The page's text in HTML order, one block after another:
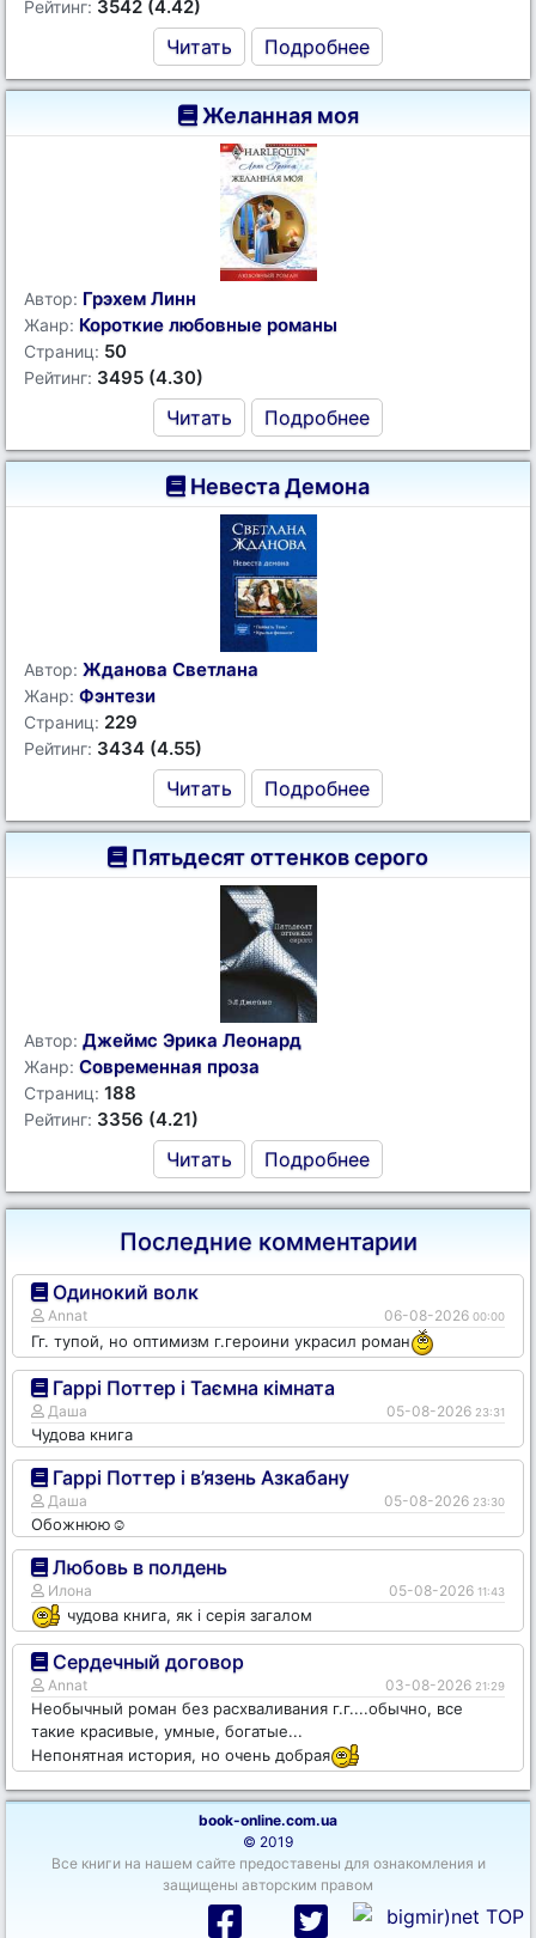
Рейтинг: 3542 (4.42)
Читать Подробнее
Желанная моя
Автор: Грэхем Линн
Жанр: Короткие любовные романы
Страниц: 50
Рейтинг: 3495 (4.30)
Читать Подробнее
Невеста Демона
Автор: Жданова Светлана
Жанр: Фэнтези
Страниц: 229
Рейтинг: 3434 (4.55)
Читать Подробнее
Пятьдесят оттенков серого
Автор: Джеймс Эрика Леонард
Жанр: Современная проза
Страниц: 188
Рейтинг: 3356 (4.21)
Читать Подробнее
Последние комментарии
Одинокий волк
Annat 06-08-2026 00:00
Гг. тупой, но оптимизм г.героини украсил роман
Гаррі Поттер і Таємна кімната
Даша 05-08-2026 23:31
Чудова книга
Гаррі Поттер і в’язень Азкабану
Даша 05-08-2026 23:30
Обожнюю☺️
Любовь в полдень
Илона 05-08-2026 11:43
чудова книга, як і серія загалом
Сердечный договор
Annat 03-08-2026 21:29
Необычный роман без расхваливания г.г....обычно, все
такие красивые, умные, богатые...
Непонятная история, но очень добрая
book-online.com.ua
© 2019
Все книги на нашем сайте предоставены для ознакомления и
защищены авторским правом